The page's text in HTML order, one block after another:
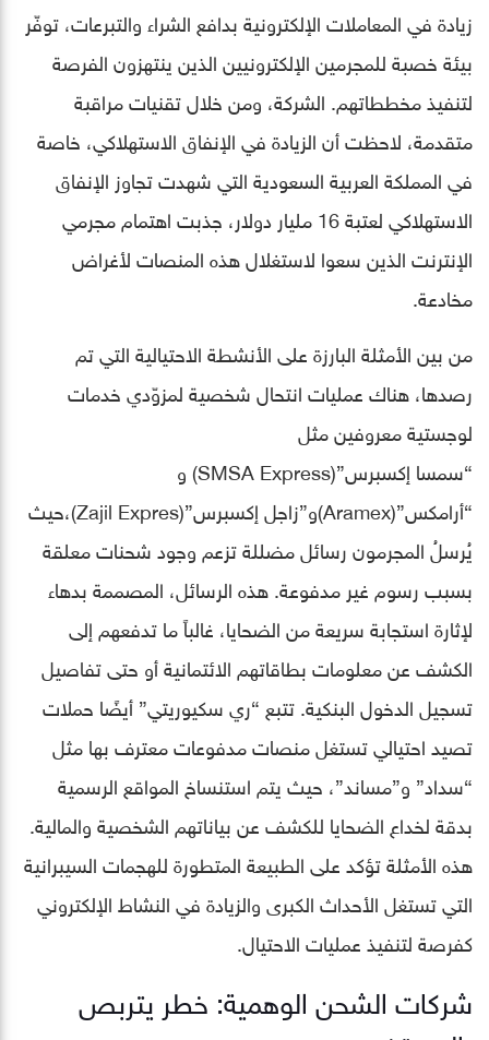
زيادة في المعاملات الإلكترونية بدافع الشراء والتبرعات، توفّر
بيئة خصبة للمجرمين الإلكترونيين الذين ينتهزون الفرصة
لتنفيذ مخططاتهم. الشركة، ومن خلال تقنيات مراقبة
متقدمة، لاحظت أن الزيادة في الإنفاق الاستهلاكي، خاصة
في المملكة العربية السعودية التي شهدت تجاوز الإنفاق
الاستهلاكي لعتبة 16 مليار دولار، جذبت اهتمام مجرمي
الإنترنت الذين سعوا لاستغلال هذه المنصات لأغراض
مخادعة.
من بين الأمثلة البارزة على الأنشطة الاحتيالية التي تم
رصدها، هناك عمليات انتحال شخصية لمزوّدي خدمات
لوجستية معروفين مثل
“سمسا إكسبرس”(SMSA Express) و
“أرامكس”(Aramex)و”زاجل إكسبرس”(Zajil Expres)،حيث
يُرسلُ المجرمون رسائل مضللة تزعم وجود شحنات معلقة
بسبب رسوم غير مدفوعة. هذه الرسائل، المصممة بدهاء
لإثارة استجابة سريعة من الضحايا، غالباً ما تدفعهم إلى
الكشف عن معلومات بطاقاتهم الائتمانية أو حتى تفاصيل
تسجيل الدخول البنكية. تتبع “ري سكيوريتي” أيضًا حملات
تصيد احتيالي تستغل منصات مدفوعات معترف بها مثل
“سداد” و”مساند”، حيث يتم استنساخ المواقع الرسمية
بدقة لخداع الضحايا للكشف عن بياناتهم الشخصية والمالية.
هذه الأمثلة تؤكد على الطبيعة المتطورة للهجمات السيبرانية
التي تستغل الأحداث الكبرى والزيادة في النشاط الإلكتروني
كفرصة لتنفيذ عمليات الاحتيال.
شركات الشحن الوهمية: خطر يتربص